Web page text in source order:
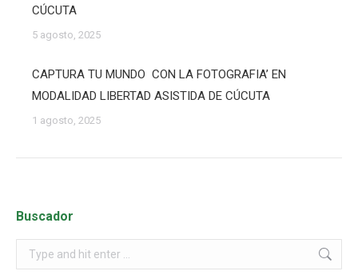
CÚCUTA
5 agosto, 2025
CAPTURA TU MUNDO CON LA FOTOGRAFIA’ EN
MODALIDAD LIBERTAD ASISTIDA DE CÚCUTA
1 agosto, 2025
Buscador